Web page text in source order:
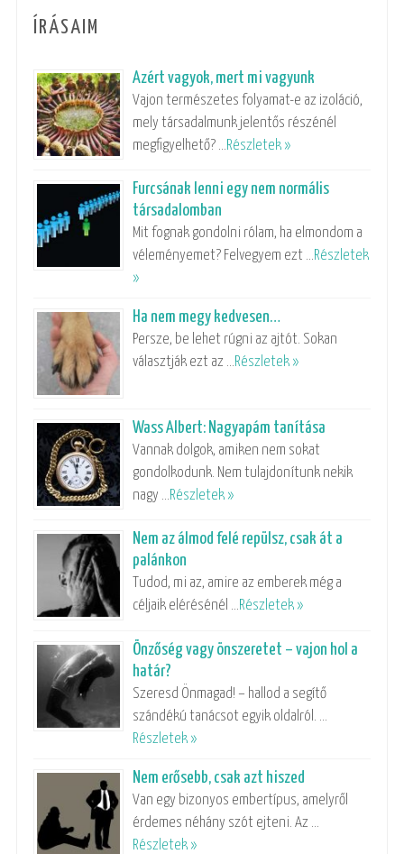
ÍRÁSAIM
Azért vagyok, mert mi vagyunk
Vajon természetes folyamat-e az izoláció,
mely társadalmunk jelentős részénél
megfigyelhető? …Részletek »
Furcsának lenni egy nem normális
társadalomban
Mit fognak gondolni rólam, ha elmondom a
véleményemet? Felvegyem ezt …Részletek
»
Ha nem megy kedvesen…
Persze, be lehet rúgni az ajtót. Sokan
választják ezt az …Részletek »
Wass Albert: Nagyapám tanítása
Vannak dolgok, amiken nem sokat
gondolkodunk. Nem tulajdonítunk nekik
nagy …Részletek »
Nem az álmod felé repülsz, csak át a
palánkon
Tudod, mi az, amire az emberek még a
céljaik elérésénél …Részletek »
Önzőség vagy önszeretet – vajon hol a
határ?
Szeresd Önmagad! – hallod a segítő
szándékú tanácsot egyik oldalról. …
Részletek »
Nem erősebb, csak azt hiszed
Van egy bizonyos embertípus, amelyről
érdemes néhány szót ejteni. Az …
Részletek »